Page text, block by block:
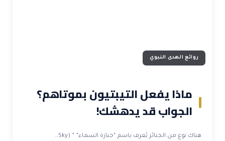
روائع الهدى النبوي
ماذا يفعل التيبتيون بموتاهم؟
الجواب قد يدهشك!
هناك نوع من الجنائز يُعرف باسم “جنازة السماء” ” (Sky…